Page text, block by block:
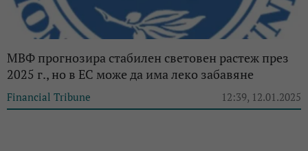
МВФ прогнозира стабилен световен растеж през
2025 г., но в ЕС може да има леко забавяне
Financial Tribune 12:39, 12.01.2025